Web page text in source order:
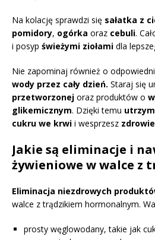
Na kolację sprawdzi się sałatka z
pomidory, ogórka oraz cebuli.
i posyp świeżymi ziołami dla
Nie zapominaj również o
wody przez cały dzień. Staraj się
przetworzonej oraz produktów o
glikemicznym. Dzięki temu
cukru we krwi i wesprzesz
Jakie są eliminacje i
żywieniowe w walce z
Eliminacja niezdrowych
walce z trądzikiem hormonalnym.
prosty węglowodany, takie jak